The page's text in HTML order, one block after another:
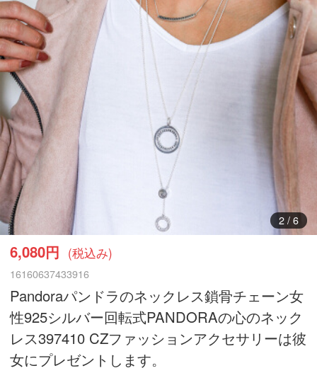
3/ 6
6,080円 (税込み)
16160637433916
Pandoraパンドラのネックレス鎖骨チェーン女
性925シルバー回転式PANDORAの心のネック
レス397410 CZファッションアクセサリーは彼
女にプレゼントします。